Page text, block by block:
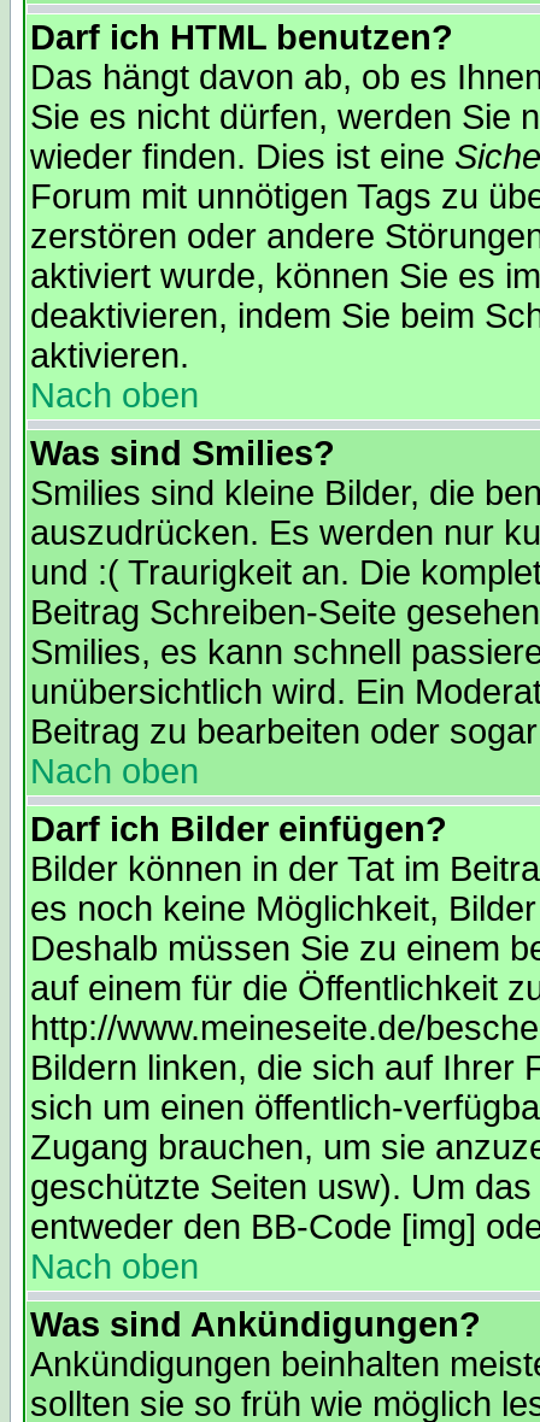
Darf ich HTML benutzen?
Das hängt davon ab, ob es
Sie es nicht dürfen, werden Sie
wieder finden. Dies ist eine
Forum mit unnötigen Tags zu
zerstören oder andere
aktiviert wurde, können Sie es
deaktivieren, indem Sie beim
aktivieren.
Nach oben
Was sind Smilies?
Smilies sind kleine Bilder, die
auszudrücken. Es werden nur
und :( Traurigkeit an. Die
Beitrag Schreiben-Seite
Smilies, es kann schnell
unübersichtlich wird. Ein
Beitrag zu bearbeiten oder
Nach oben
Darf ich Bilder einfügen?
Bilder können in der Tat im
es noch keine Möglichkeit,
Deshalb müssen Sie zu einem
auf einem für die Öffentlichkeit
http://www.meineseite.de/
Bildern linken, die sich auf Ihrer
sich um einen öffentlich-
Zugang brauchen, um sie
geschützte Seiten usw). Um
entweder den BB-Code [img]
Nach oben
Was sind Ankündigungen?
Ankündigungen beinhalten
sollten sie so früh wie möglich